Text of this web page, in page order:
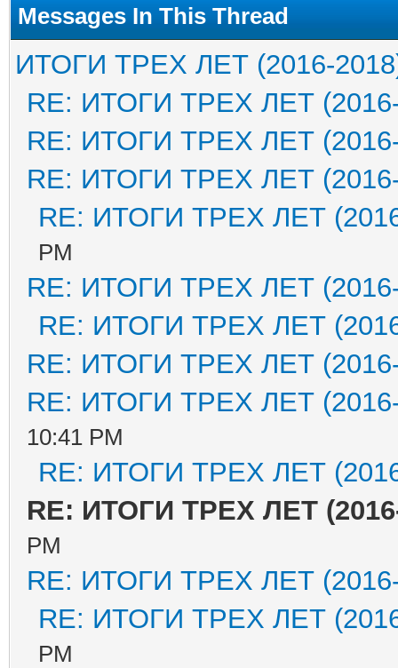
Messages In This Thread
ИТОГИ ТРЕХ ЛЕТ (2016-
RE: ИТОГИ ТРЕХ ЛЕТ
RE: ИТОГИ ТРЕХ ЛЕТ
RE: ИТОГИ ТРЕХ ЛЕТ
RE: ИТОГИ ТРЕХ ЛЕТ
PM
RE: ИТОГИ ТРЕХ ЛЕТ
RE: ИТОГИ ТРЕХ ЛЕТ
RE: ИТОГИ ТРЕХ ЛЕТ
RE: ИТОГИ ТРЕХ ЛЕТ
10:41 PM
RE: ИТОГИ ТРЕХ ЛЕТ
RE: ИТОГИ ТРЕХ ЛЕТ
PM
RE: ИТОГИ ТРЕХ ЛЕТ
RE: ИТОГИ ТРЕХ ЛЕТ
PM